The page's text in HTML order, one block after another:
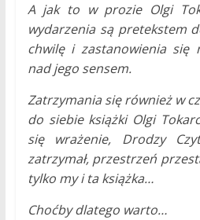
A jak to w prozie Olgi
wydarzenia są pretekstem
chwilę i zastanowienia się
nad jego sensem.
Zatrzymania się również w
do siebie książki Olgi
się wrażenie, Drodzy
zatrzymał, przestrzeń
tylko my i ta książka…
Choćby dlatego warto…